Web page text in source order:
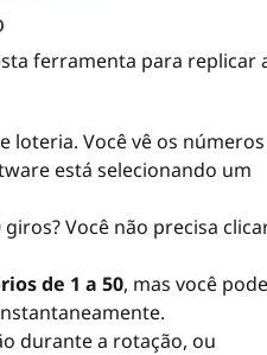
ferramenta para replicar
loteria. Você vê os números
está selecionando um
Você não precisa
de 1 a 50, mas você pode
durante a rotação, ou